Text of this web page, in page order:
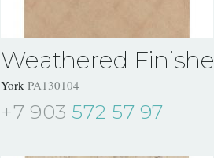
Weathered Finishes
York PA130104
+7 903 572 57 97